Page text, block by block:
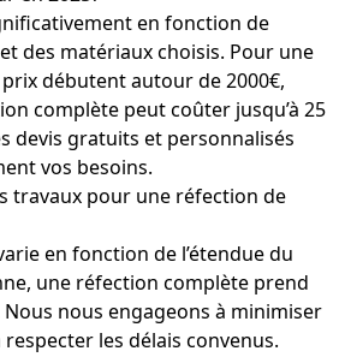
en fonction de
des matériaux choisis. Pour une
débutent autour de 2000€,
complète peut coûter jusqu’à 25
devis gratuits et personnalisés
vos besoins.
travaux pour une réfection de
en fonction de l’étendue du
une réfection complète prend
nous engageons à minimiser
les délais convenus.